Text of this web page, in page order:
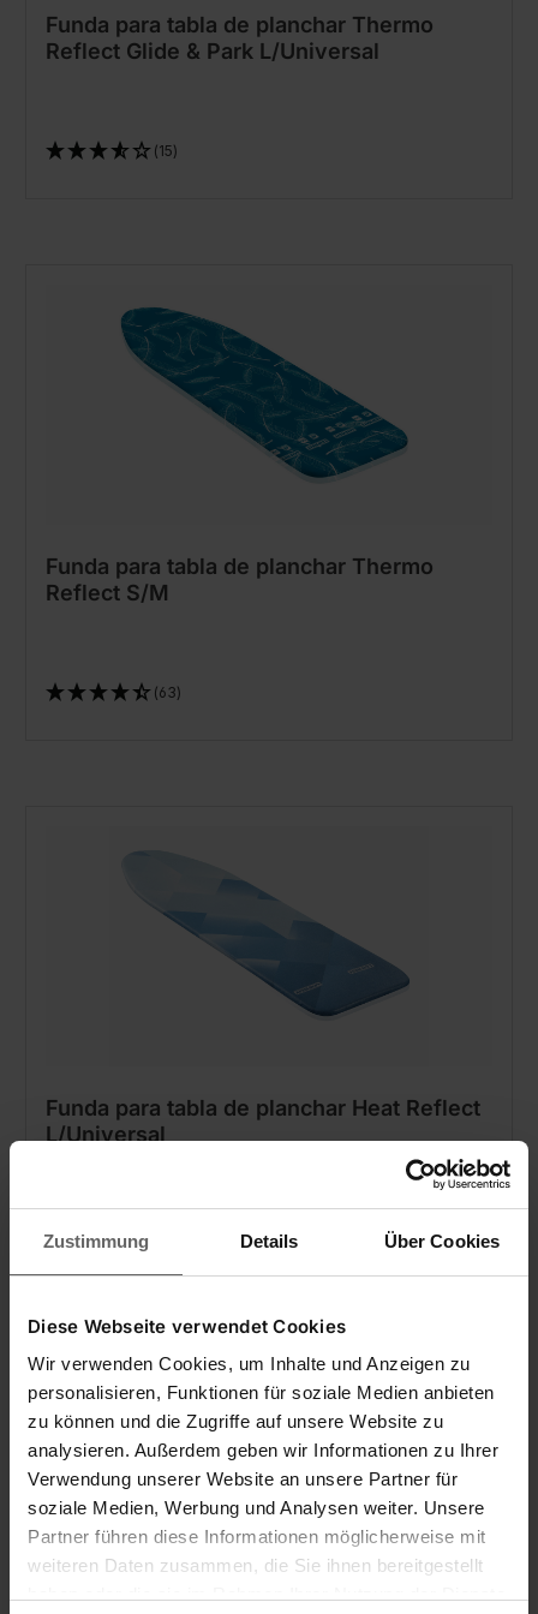
Zustimmung Details Über Cookies
Diese Webseite verwendet Cookies
Wir verwenden Cookies, um Inhalte und Anzeigen zu
personalisieren, Funktionen für soziale Medien anbieten
zu können und die Zugriffe auf unsere Website zu
analysieren. Außerdem geben wir Informationen zu Ihrer
Verwendung unserer Website an unsere Partner für
soziale Medien, Werbung und Analysen weiter. Unsere
Partner führen diese Informationen möglicherweise mit
weiteren Daten zusammen, die Sie ihnen bereitgestellt
Funda para tabla de planchar Thermo
Reflect Glide & Park L/Universal
(15)
Funda para tabla de planchar Thermo
Reflect S/M
(63)
Funda para tabla de planchar Heat Reflect
L/Universal
Novedad